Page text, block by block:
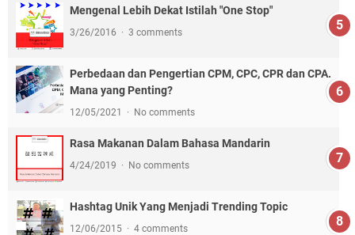
Mengenal Lebih Dekat Istilah "One Stop"
3/26/2016 3 comments
Perbedaan dan Pengertian CPM, CPC, CPR dan CPA.
Mana yang Penting?
12/05/2021 No comments
Rasa Makanan Dalam Bahasa Mandarin
4/24/2019 No comments
Hashtag Unik Yang Menjadi Trending Topic
12/06/2015 4 comments